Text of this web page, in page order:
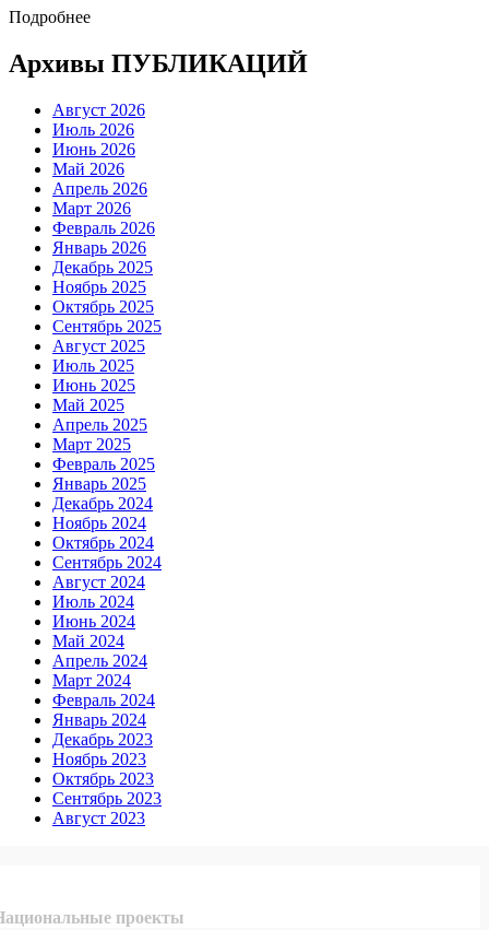
Подробнее
Архивы ПУБЛИКАЦИЙ
Август 2026
Июль 2026
Июнь 2026
Май 2026
Апрель 2026
Март 2026
Февраль 2026
Январь 2026
Декабрь 2025
Ноябрь 2025
Октябрь 2025
Сентябрь 2025
Август 2025
Июль 2025
Июнь 2025
Май 2025
Апрель 2025
Март 2025
Февраль 2025
Январь 2025
Декабрь 2024
Ноябрь 2024
Октябрь 2024
Сентябрь 2024
Август 2024
Июль 2024
Июнь 2024
Май 2024
Апрель 2024
Март 2024
Февраль 2024
Январь 2024
Декабрь 2023
Ноябрь 2023
Октябрь 2023
Сентябрь 2023
Август 2023
проекты